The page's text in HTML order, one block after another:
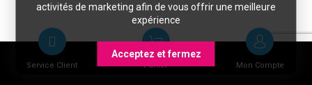
Service Client Panier Mon Compte
activités de marketing afin de vous offrir une meilleure
expérience
Acceptez et fermez